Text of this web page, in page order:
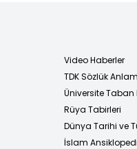
Video Haberler
TDK Sözlük
Üniversite Taban
Rüya Tabirleri
Dünya Tarihi ve
İslam